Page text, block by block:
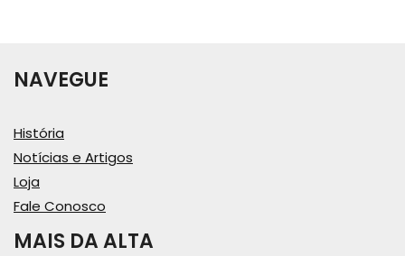
NAVEGUE
História
Notícias e Artigos
Loja
Fale Conosco
MAIS DA ALTA